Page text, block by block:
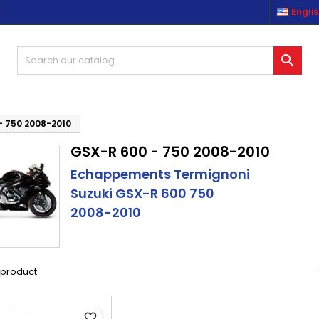

750 2008-2010
GSX-R 600 - 750 2008-2010
Echappements Termignoni
Suzuki GSX-R 600 750
2008-2010
product.
listes d'envies
Créer une nouvelle liste
wishlist
Cancel Create wishlist
in
need to be logged in to save products in your wishlist.